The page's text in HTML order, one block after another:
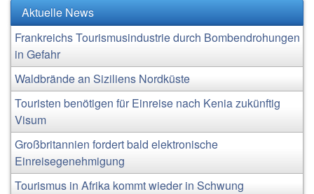
Aktuelle News
Frankreichs Tourismusindustrie durch Bombendrohungen
in Gefahr
Waldbrände an Siziliens Nordküste
Touristen benötigen für Einreise nach Kenia zukünftig
Visum
Großbritannien fordert bald elektronische
Einreisegenehmigung
Tourismus in Afrika kommt wieder in Schwung